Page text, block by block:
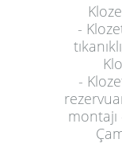
-
-